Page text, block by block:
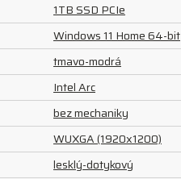
1TB SSD PCIe
Windows 11 Home 64-bit
tmavo-modrá
Intel Arc
bez mechaniky
WUXGA (1920x1200)
lesklý-dotykový